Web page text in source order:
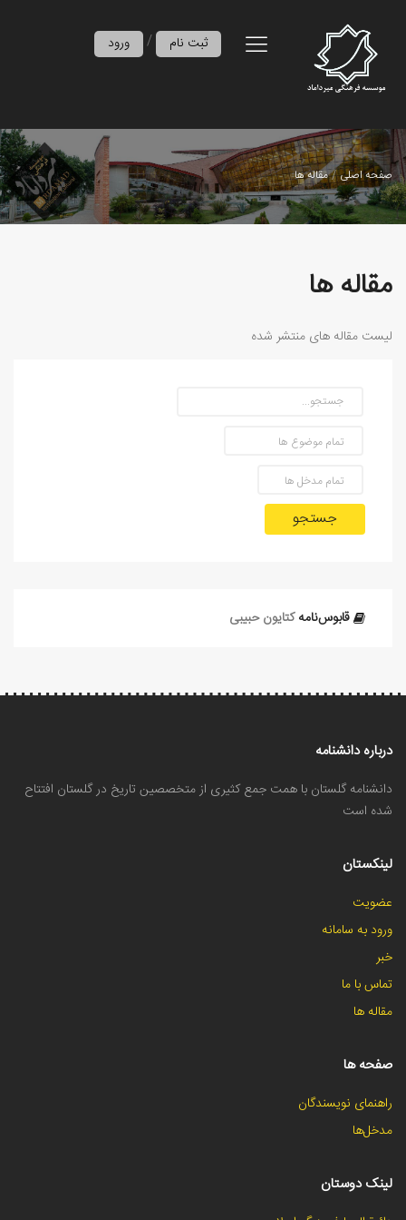
ورود / ثبت نام
صفحه اصلی مقاله ها
مقاله ها
لیست مقاله های منتشر شده
جستجو
قابوس‌نامه کتایون حبیبی
درباره دانشنامه
دانشنامه گلستان با همت جمع کثیری از متخصصین تاریخ در گلستان افتتاح
شده است
لینکستان
عضویت
ورود به سامانه
خبر
تماس با ما
مقاله ها
صفحه ها
راهنمای نویسندگان
مدخل‌ها
لینک دوستان